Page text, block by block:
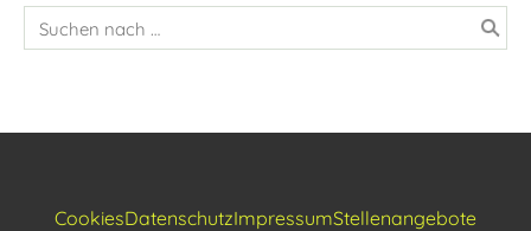
CookiesDatenschutzImpressumStellenangebote